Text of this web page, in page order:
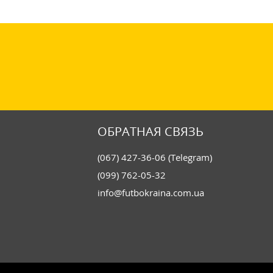
ОБРАТНАЯ СВЯЗЬ
(067) 427-36-06 (Telegram)
(099) 762-05-32
info@futbokraina.com.ua